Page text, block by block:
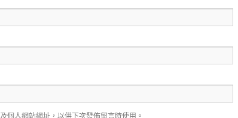
個人網站網址，以供下次發佈留言時使用。